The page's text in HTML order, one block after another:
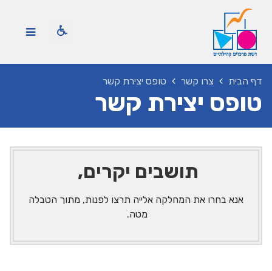
דף הבית צרו קשר טופס יצירת קשר
טופס יצירת קשר
תושבים יקרים,
אנא בחרו את המחלקה אלייה תרצו לפנות, מתוך הטבלה
מטה.